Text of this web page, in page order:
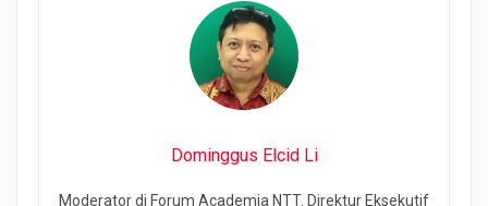
Dominggus Elcid Li
Moderator di Forum Academia NTT. Direktur Eksekutif